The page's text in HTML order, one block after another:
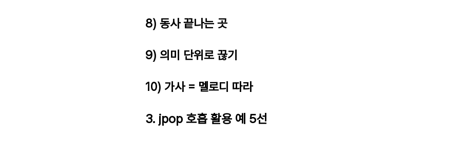
8) 동사 끝나는 곳
9) 의미 단위로 끊기
10) 가사 = 멜로디 따라
3. jpop 호흡 활용 예 5선